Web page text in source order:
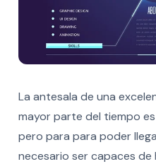
La antesala de una
mayor parte del tiempo
pero para para poder
necesario ser capaces de